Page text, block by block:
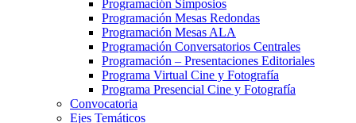
Programación Simposios
Programación Mesas Redondas
Programación Mesas ALA
Programación Conversatorios Centrales
Programación – Presentaciones Editoriales
Programa Virtual Cine y Fotografía
Programa Presencial Cine y Fotografía
Convocatoria
Ejes Temáticos